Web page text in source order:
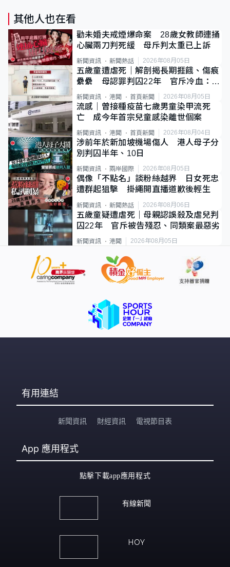
其他人也在看
勸未婚夫戒煙爆命案 28歲女教師連捅
心臟兩刀判死緩 母斥判太重已上訴
新聞資訊 新聞熱話 2026年08月05日
五歲童遭虐死｜解剖揭長期捱餓、傷痕
纍纍 母認罪判囚22年 官斥冷血：同
類案最惡劣
新聞資訊 港聞 首頁新聞 2026年08月05日
流感｜曾接種疫苗七歲男童染甲流死
亡 成今年首宗兒童感染離世個案
新聞資訊 港聞 首頁新聞 2026年08月04日
涉前年於新加坡機場傷人 港人母子分
別判囚半年、10日
新聞資訊 兩岸國際 2026年08月05日
偶像「不點名」談粉絲越界 日女死忠
遭群起狙擊 掛繩開直播道歉後輕生
新聞資訊 新聞熱話 2026年08月06日
五歲童疑遭虐死｜母親認誤殺及虐兒判
囚22年 官斥被告殘忍、同類案最惡劣
新聞資訊 港聞 2026年08月05日
有用連結
新聞資訊 財經資訊 電視節目表
App 應用程式
點擊下載app應用程式
有線新聞
HOY